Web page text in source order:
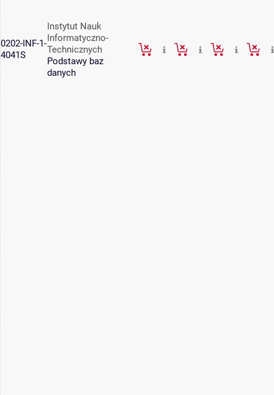
0202-INF-1-
4041S
Instytut Nauk
Informatyczno-
Technicznych
Podstawy baz
danych